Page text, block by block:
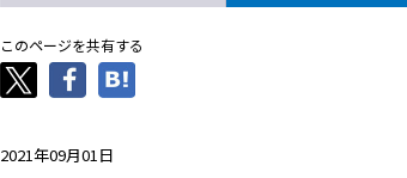
このページを共有する
2021年09月01日